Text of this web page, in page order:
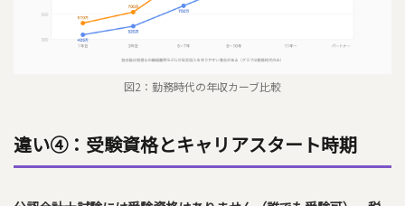
図2：勤務時代の年収カーブ比較
違い④：受験資格とキャリアスタート時期